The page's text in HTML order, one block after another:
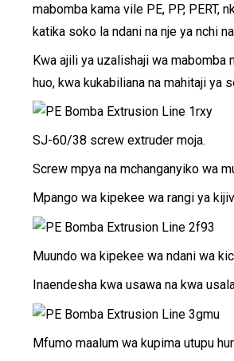
mabomba kama vile PE, PP,
katika soko la ndani na nje ya nchi
Kwa ajili ya uzalishaji wa
huo, kwa kukabiliana na mahitaji ya
SJ-60/38 screw extruder moja.
Screw mpya na mchanganyiko wa
Mpango wa kipekee wa rangi ya
Muundo wa kipekee wa ndani wa
Inaendesha kwa usawa na kwa
Mfumo maalum wa kupima utupu